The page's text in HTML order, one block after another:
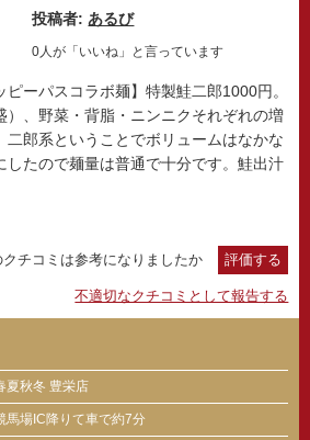
投稿者: あるび
0人が「いいね」と言っています
ーパスコラボ麺】特製鮭二郎1000円。
）、野菜・背脂・ニンニクそれぞれの増
二郎系ということでボリュームはなかな
したので麺量は普通で十分です。鮭出汁
クチコミは参考になりましたか 評価する
不適切なクチコミとして報告する
夏秋冬 豊栄店
馬場IC降りて車で約7分